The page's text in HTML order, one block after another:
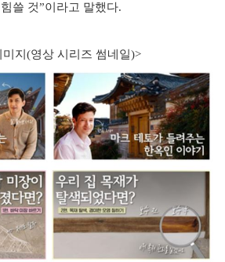
쓸 것”이라고 말했다.
미지(영상 시리즈 썸네일)>